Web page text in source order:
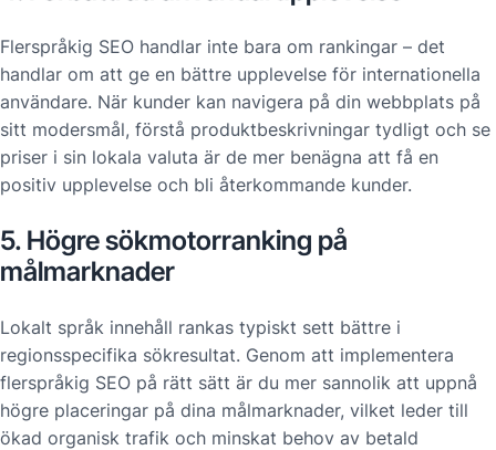
Flerspråkig SEO handlar inte bara om rankingar – det
handlar om att ge en bättre upplevelse för internationella
användare. När kunder kan navigera på din webbplats på
sitt modersmål, förstå produktbeskrivningar tydligt och se
priser i sin lokala valuta är de mer benägna att få en
positiv upplevelse och bli återkommande kunder.
5. Högre sökmotorranking på
målmarknader
Lokalt språk innehåll rankas typiskt sett bättre i
regionsspecifika sökresultat. Genom att implementera
flerspråkig SEO på rätt sätt är du mer sannolik att uppnå
högre placeringar på dina målmarknader, vilket leder till
ökad organisk trafik och minskat behov av betald